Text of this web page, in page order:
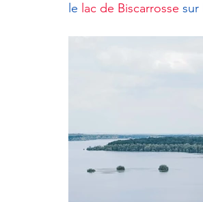
le lac de Biscarrosse sur